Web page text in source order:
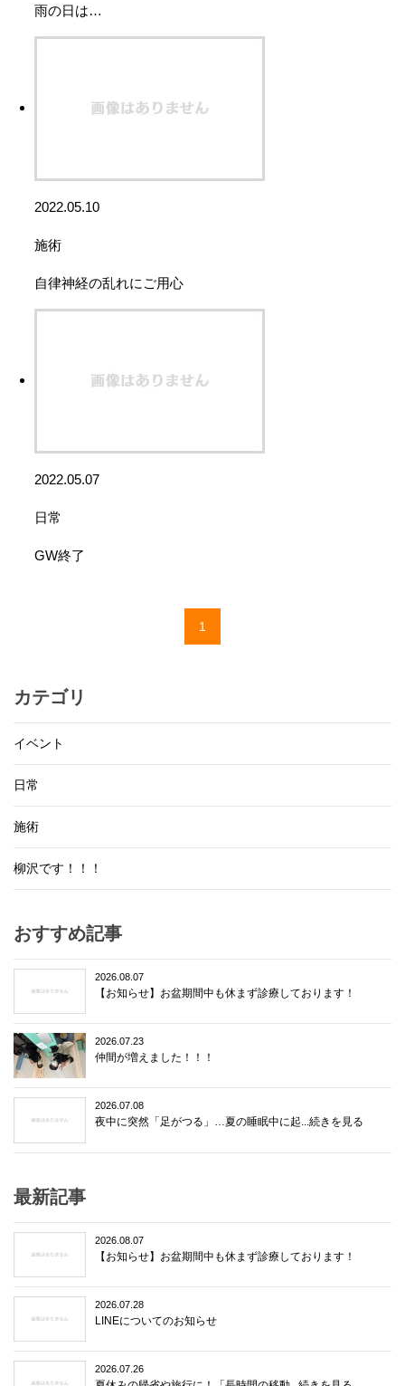
雨の日は…
2022.05.10
施術
自律神経の乱れにご用心
2022.05.07
日常
GW終了
1
カテゴリ
イベント
日常
施術
柳沢です！！！
おすすめ記事
2026.08.07
【お知らせ】お盆期間中も休まず診療しております！
2026.07.23
仲間が増えました！！！
2026.07.08
夜中に突然「足がつる」…夏の睡眠中に起...続きを見る
最新記事
2026.08.07
【お知らせ】お盆期間中も休まず診療しております！
2026.07.28
LINEについてのお知らせ
2026.07.26